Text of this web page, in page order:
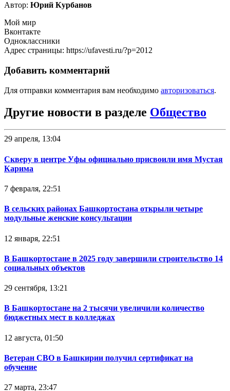
Автор: Юрий Курбанов
Мой мир
Вконтакте
Одноклассники
Адрес страницы: https://ufavesti.ru/?p=2012
Добавить комментарий
Для отправки комментария вам необходимо авторизоваться.
Другие новости в разделе Общество
29 апреля, 13:04
Скверу в центре Уфы официально присвоили имя Мустая
Карима
7 февраля, 22:51
В сельских районах Башкортостана открыли четыре
модульные женские консультации
12 января, 22:51
В Башкортостане в 2025 году завершили строительство 14
социальных объектов
29 сентября, 13:21
В Башкортостане на 2 тысячи увеличили количество
бюджетных мест в колледжах
12 августа, 01:50
Ветеран СВО в Башкирии получил сертификат на
обучение
27 марта, 23:47